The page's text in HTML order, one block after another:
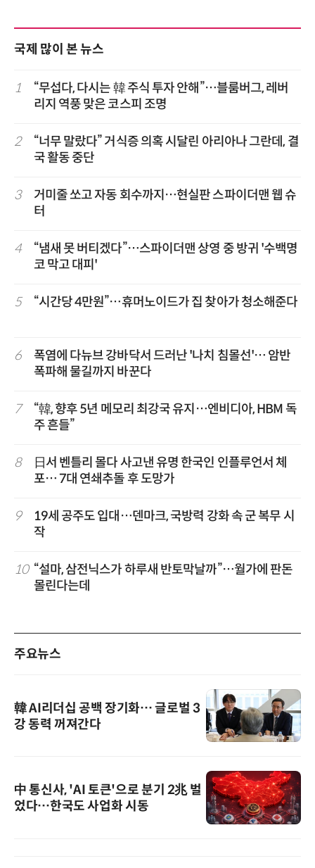
국제 많이 본 뉴스
1
“무섭다, 다시는 韓 주식 투자 안해”…블룸버그, 레버
리지 역풍 맞은 코스피 조명
2
“너무 말랐다” 거식증 의혹 시달린 아리아나 그란데, 결
국 활동 중단
3
거미줄 쏘고 자동 회수까지…현실판 스파이더맨 웹 슈
터
4
“냄새 못 버티겠다”…스파이더맨 상영 중 방귀 '수백명
코 막고 대피'
5 “시간당 4만원”…휴머노이드가 집 찾아가 청소해준다
6
폭염에 다뉴브 강바닥서 드러난 '나치 침몰선'… 암반
폭파해 물길까지 바꾼다
7
“韓, 향후 5년 메모리 최강국 유지…엔비디아, HBM 독
주 흔들”
8
日서 벤틀리 몰다 사고낸 유명 한국인 인플루언서 체
포… 7대 연쇄추돌 후 도망가
9
19세 공주도 입대…덴마크, 국방력 강화 속 군 복무 시
작
10 “설마, 삼전닉스가 하루새 반토막날까”…월가에 판돈
몰린다는데
주요뉴스
韓 AI리더십 공백 장기화… 글로벌 3
강 동력 꺼져간다
中 통신사, 'AI 토큰'으로 분기 2兆 벌
었다…한국도 사업화 시동